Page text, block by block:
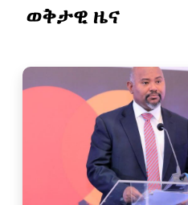
ወቅታዊ ዜና